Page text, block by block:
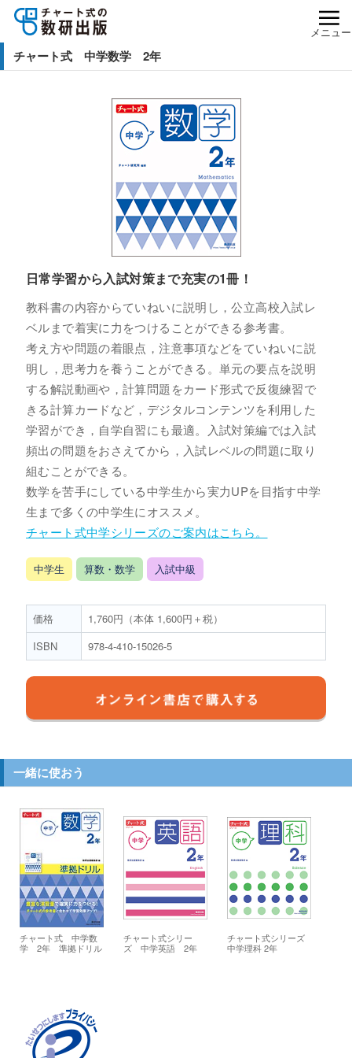
メニュー
チャート式 中学数学 2年
日常学習から入試対策まで充実の1冊！
教科書の内容からていねいに説明し，公立高校入試レ
ベルまで着実に力をつけることができる参考書。
考え方や問題の着眼点，注意事項などをていねいに説
明し，思考力を養うことができる。単元の要点を説明
する解説動画や，計算問題をカード形式で反復練習で
きる計算カードなど，デジタルコンテンツを利用した
学習ができ，自学自習にも最適。入試対策編では入試
頻出の問題をおさえてから，入試レベルの問題に取り
組むことができる。
数学を苦手にしている中学生から実力UPを目指す中学
生まで多くの中学生にオススメ。
チャート式中学シリーズのご案内はこちら。
中学生 算数・数学 入試中級
価格
1,760円（本体 1,600円＋税）
ISBN
978-4-410-15026-5
一緒に使おう
チャート式 中学数
学 2年 準拠ドリル
チャート式シリー
ズ 中学英語 2年
チャート式シリーズ
中学理科 2年